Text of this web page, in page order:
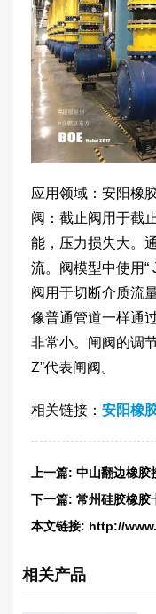
应用领域：安阳橡
阀：截止阀用于截
能，压力损失大。
流。阀模型中使用“
阀用于切断介质流
像普通管道一样通
非常小。闸阀的调
Z”代表闸阀。
相关链接： 安阳橡
上一篇: 中山翻边橡胶
下一篇: 常州硅胶橡胶
本文链接: http://
相关产品